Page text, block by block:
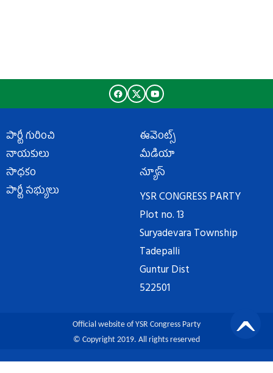
పార్టీ గురించి
నాయకులు
సాధకం
పార్టీ సభ్యులు
ఈవెంట్స్
మీడియా
న్యూస్
YSR CONGRESS PARTY
Plot no. 13
Suryadevara Township
Tadepalli
Guntur Dist
522501
Official website of YSR Congress Party
© Copyright 2019. All rights reserved